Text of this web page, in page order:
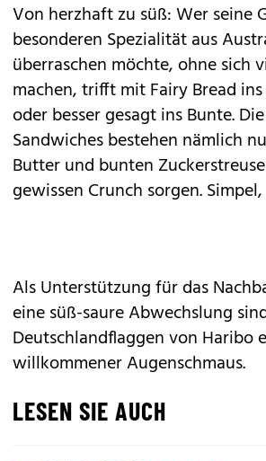
Von herzhaft zu süß: Wer seine
besonderen Spezialität aus
überraschen möchte, ohne sich
machen, trifft mit Fairy Bread
oder besser gesagt ins Bunte.
Sandwiches bestehen nämlich
Butter und bunten
gewissen Crunch sorgen.
Als Unterstützung für das
eine süß-saure Abwechslung
Deutschlandflaggen von Haribo
willkommener Augenschmaus.
LESEN SIE AUCH